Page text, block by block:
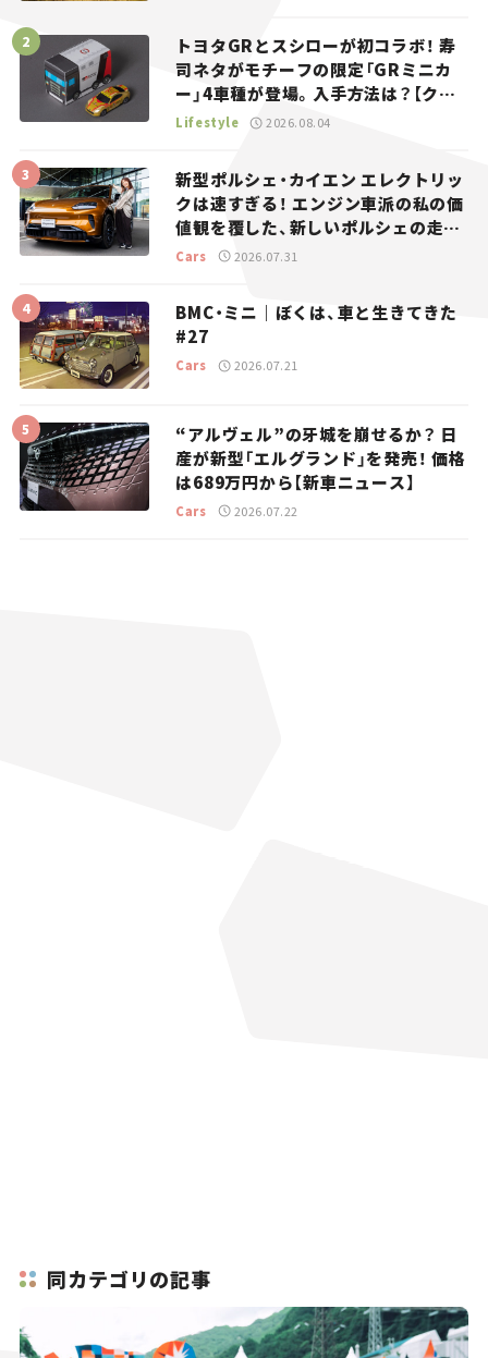
トヨタGRとスシローが初コラボ！ 寿
司ネタがモチーフの限定「GRミニカ
ー」4車種が登場。入手方法は？【クル
マとホビー】
Lifestyle 2026.08.04
新型ポルシェ・カイエン エレクトリッ
クは速すぎる！ エンジン車派の私の価
値観を覆した、新しいポルシェの走
り。
Cars 2026.07.31
BMC・ミニ｜ぼくは、車と生きてきた
#27
Cars 2026.07.21
“アルヴェル”の牙城を崩せるか？ 日
産が新型「エルグランド」を発売！ 価格
は689万円から【新車ニュース】
Cars 2026.07.22
同カテゴリの記事